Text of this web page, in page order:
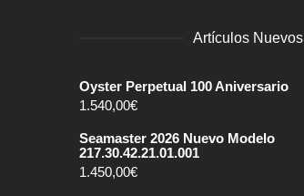
Artículos Nuevos
Oyster Perpetual 100 Aniversario
1.540,00€
Seamaster 2026 Nuevo Modelo
217.30.42.21.01.001
1.450,00€